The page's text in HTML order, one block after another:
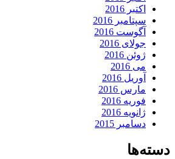
اکتبر 2016
سپتامبر 2016
آگوست 2016
جولای 2016
ژوئن 2016
می 2016
آوریل 2016
مارس 2016
فوریه 2016
ژانویه 2016
دسامبر 2015
دسته‌ها